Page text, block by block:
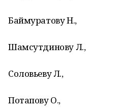
Баймуратову Н.,
Шамсутдинову Л.,
Соловьеву Л.,
Потапову О.,